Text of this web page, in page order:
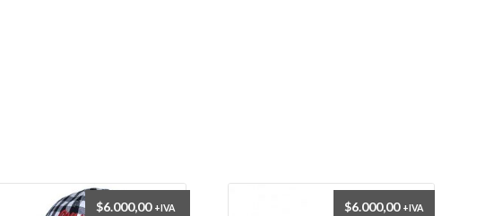
$6.000,00 +IVA $6.000,00 +IVA